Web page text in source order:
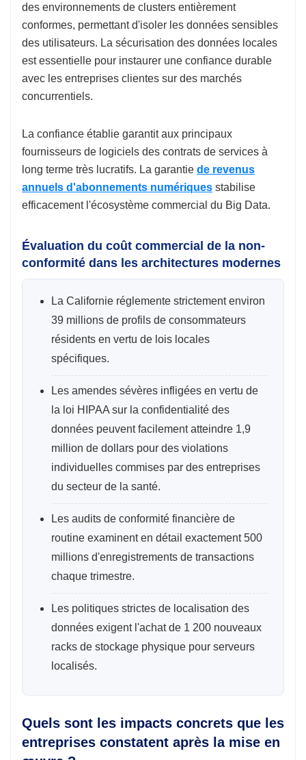
des environnements de clusters entièrement
conformes, permettant d'isoler les données sensibles
des utilisateurs. La sécurisation des données locales
est essentielle pour instaurer une confiance durable
avec les entreprises clientes sur des marchés
concurrentiels.
La confiance établie garantit aux principaux
fournisseurs de logiciels des contrats de services à
long terme très lucratifs. La garantie de revenus
annuels d'abonnements numériques stabilise
efficacement l'écosystème commercial du Big Data.
Évaluation du coût commercial de la non-
conformité dans les architectures modernes
La Californie réglemente strictement environ
39 millions de profils de consommateurs
résidents en vertu de lois locales
spécifiques.
Les amendes sévères infligées en vertu de
la loi HIPAA sur la confidentialité des
données peuvent facilement atteindre 1,9
million de dollars pour des violations
individuelles commises par des entreprises
du secteur de la santé.
Les audits de conformité financière de
routine examinent en détail exactement 500
millions d'enregistrements de transactions
chaque trimestre.
Les politiques strictes de localisation des
données exigent l'achat de 1 200 nouveaux
racks de stockage physique pour serveurs
localisés.
Quels sont les impacts concrets que les
entreprises constatent après la mise en